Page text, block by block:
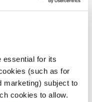
essential for its
(such as for
marketing) subject to
cookies to allow.
עכשיו באים?!
טלי פולק
15.04.15
00:57:03